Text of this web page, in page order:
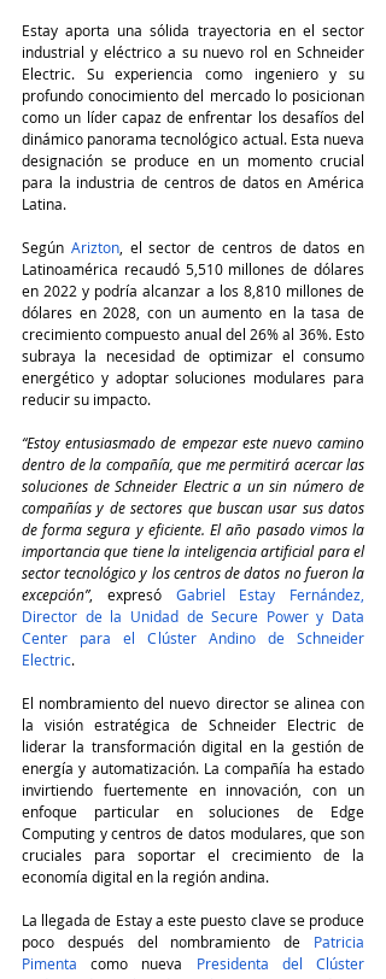
Estay aporta una sólida trayectoria en el sector
industrial y eléctrico a su nuevo rol en Schneider
Electric. Su experiencia como ingeniero y su
profundo conocimiento del mercado lo posicionan
como un líder capaz de enfrentar los desafíos del
dinámico panorama tecnológico actual. Esta nueva
designación se produce en un momento crucial
para la industria de centros de datos en América
Latina.
Según Arizton, el sector de centros de datos en
Latinoamérica recaudó 5,510 millones de dólares
en 2022 y podría alcanzar a los 8,810 millones de
dólares en 2028, con un aumento en la tasa de
crecimiento compuesto anual del 26% al 36%. Esto
subraya la necesidad de optimizar el consumo
energético y adoptar soluciones modulares para
reducir su impacto.
“Estoy entusiasmado de empezar este nuevo camino
dentro de la compañía, que me permitirá acercar las
soluciones de Schneider Electric a un sin número de
compañías y de sectores que buscan usar sus datos
de forma segura y eficiente. El año pasado vimos la
importancia que tiene la inteligencia artificial para el
sector tecnológico y los centros de datos no fueron la
excepción”, expresó Gabriel Estay Fernández,
Director de la Unidad de Secure Power y Data
Center para el Clúster Andino de Schneider
Electric.
El nombramiento del nuevo director se alinea con
la visión estratégica de Schneider Electric de
liderar la transformación digital en la gestión de
energía y automatización. La compañía ha estado
invirtiendo fuertemente en innovación, con un
enfoque particular en soluciones de Edge
Computing y centros de datos modulares, que son
cruciales para soportar el crecimiento de la
economía digital en la región andina.
La llegada de Estay a este puesto clave se produce
poco después del nombramiento de Patricia
Pimenta como nueva Presidenta del Clúster